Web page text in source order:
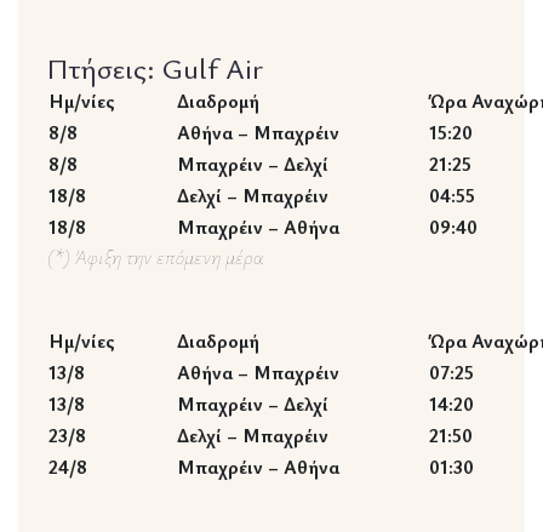
Πτήσεις: Gulf Air
Ημ/νίες Διαδρομή
Ώρα
8/8
Αθήνα – Μπαχρέιν
15:20
8/8
Μπαχρέιν – Δελχί
21:25
18/8
Δελχί – Μπαχρέιν
04:55
18/8
Μπαχρέιν – Αθήνα
09:40
(*) Άφιξη την επόμενη μέρα
Ημ/νίες Διαδρομή
Ώρα
13/8
Αθήνα – Μπαχρέιν
07:25
13/8
Μπαχρέιν – Δελχί
14:20
23/8
Δελχί – Μπαχρέιν
21:50
24/8
Μπαχρέιν – Αθήνα 01:30